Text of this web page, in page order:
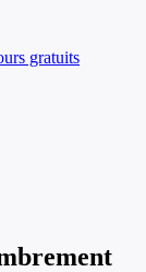
gratuits